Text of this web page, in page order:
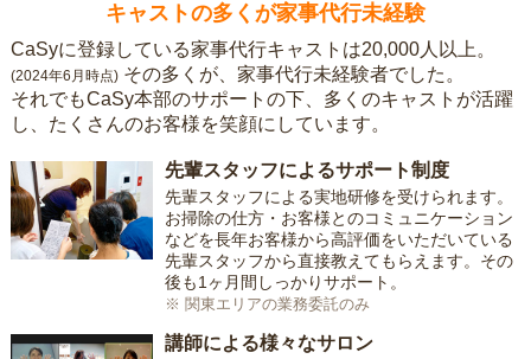
キャストの多くが家事代行未経験
CaSyに登録している家事代行キャストは20,000人以上。
(2024年6月時点) その多くが、家事代行未経験者でした。
それでもCaSy本部のサポートの下、多くのキャストが活躍
し、たくさんのお客様を笑顔にしています。
先輩スタッフによるサポート制度
先輩スタッフによる実地研修を受けられます。
お掃除の仕方・お客様とのコミュニケーション
などを長年お客様から高評価をいただいている
先輩スタッフから直接教えてもらえます。その
後も1ヶ月間しっかりサポート。
※ 関東エリアの業務委託のみ
講師による様々なサロン